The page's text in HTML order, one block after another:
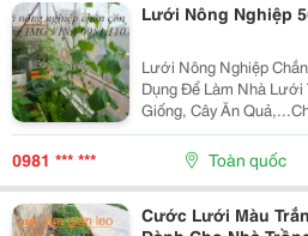
Lưới Nông Nghiệp
Lưới Nông Nghiệp
Dụng Để Làm Nhà Lưới
Giống, Cây Ăn
Đến Cây Trồng Từ Đó
0981 *** *** Toàn quốc
Cước Lưới Màu